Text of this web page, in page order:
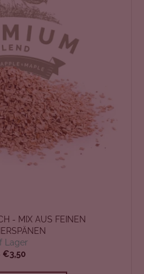
- MIX AUS FEINEN
Lager
€3,50